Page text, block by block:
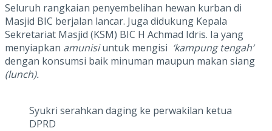
Seluruh rangkaian penyembelihan hewan kurban di
Masjid BIC berjalan lancar. Juga didukung Kepala
Sekretariat Masjid (KSM) BIC H Achmad Idris. Ia yang
menyiapkan amunisiuntuk mengisi ‘kampung tengah’
dengan konsumsi baik minuman maupun makan siang
(lunch).
Syukri serahkan daging ke perwakilan ketua
DPRD